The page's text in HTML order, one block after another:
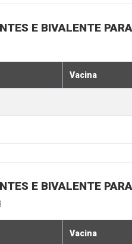
E BIVALENTE
Vacina
E BIVALENTE
Vacina